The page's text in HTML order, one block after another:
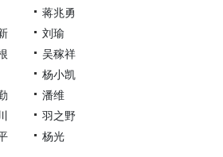
蒋兆勇
刘瑜
吴稼祥
杨小凯
潘维
羽之野
杨光